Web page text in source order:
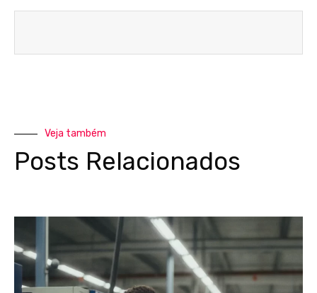
Veja também
Posts Relacionados